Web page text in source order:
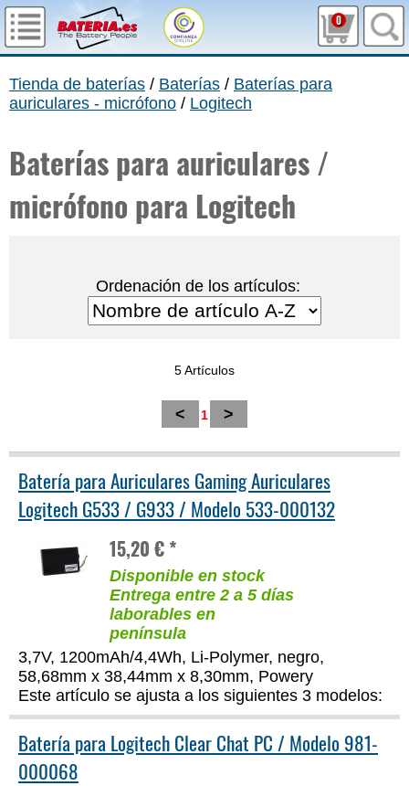
0
Tienda de baterías / Baterías / Baterías para
auriculares - micrófono / Logitech
Baterías para auriculares /
micrófono para Logitech
Ordenación de los artículos:
5 Artículos
< 1 >
Batería para Auriculares Gaming Auriculares
Logitech G533 / G933 / Modelo 533-000132
15,20 € *
Disponible en stock
Entrega entre 2 a 5 días
laborables en
península
3,7V, 1200mAh/4,4Wh, Li-Polymer, negro,
58,68mm x 38,44mm x 8,30mm, Powery
Este artículo se ajusta a los siguientes 3 modelos:
Batería para Logitech Clear Chat PC / Modelo 981-
000068